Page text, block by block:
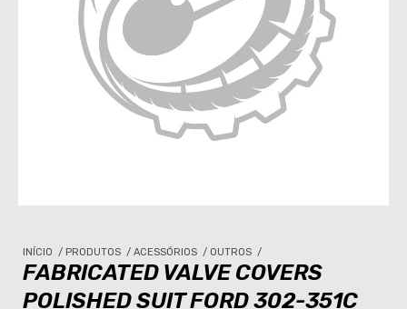
INÍCIO / PRODUTOS / ACESSÓRIOS / OUTROS /
FABRICATED VALVE COVERS
POLISHED SUIT FORD 302-351C